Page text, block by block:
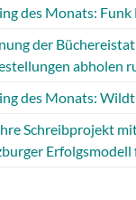
des Monats:
der
abholen
des Monats:
Schreibprojekt
Erfolgsmodell